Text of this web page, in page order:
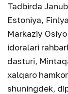
Tadbirda
Estoniya,
Markaziy
idoralari
dasturi,
xalqaro
shuningdek,